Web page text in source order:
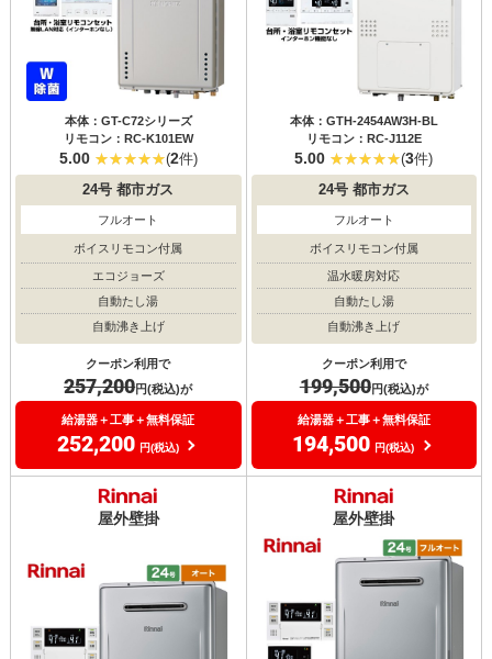
本体：GT-C72シリーズ
リモコン：RC-K101EW
5.00 (2件)
24号 都市ガス
フルオート
ボイスリモコン付属
エコジョーズ
自動たし湯
自動沸き上げ
クーポン利用で
257,200円(税込)が
給湯器＋工事＋無料保証
252,200 円(税込)
本体：GTH-2454AW3H-BL
リモコン：RC-J112E
5.00 (3件)
24号都市ガス
フルオート
ボイスリモコン付属
温水暖房対応
自動たし湯
自動沸き上げ
クーポン利用で
199,500円(税込)が
給湯器＋工事＋無料保証
194,500 円(税込)
屋外壁掛 屋外壁掛